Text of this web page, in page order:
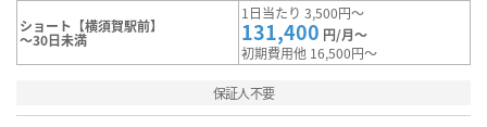
ショート【横須賀駅前】
～30日未満
1日当たり 3,500円～
131,400 円/月～
初期費用他 16,500円～
保証人不要